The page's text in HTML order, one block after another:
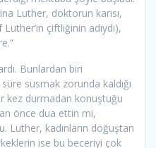
Luther, doktorun karısı,
çiftliğinin adıydı),
Bunlardan biri
susmak zorunda kaldığı
kez durmadan konuştuğu
önce dua ettin mi,
Luther, kadınların doğuştan
ise bu beceriyi çok